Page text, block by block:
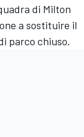
di Milton
a sostituire il
parco chiuso.